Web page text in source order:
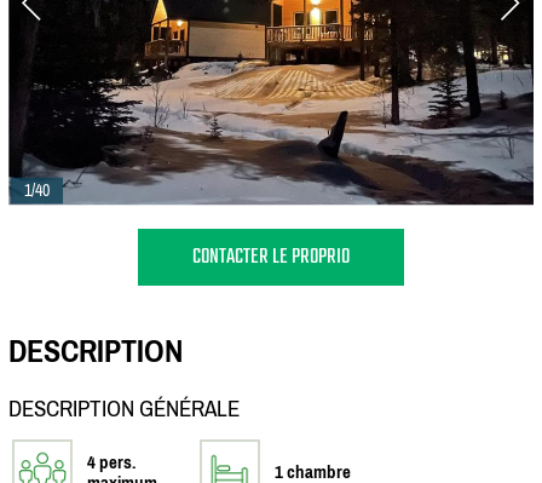
1/40
CONTACTER LE PROPRIO
DESCRIPTION
DESCRIPTION GÉNÉRALE
4 pers.
1 chambre